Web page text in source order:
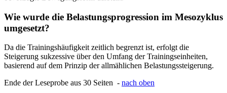
Wie wurde die Belastungsprogression im Mesozyklus
umgesetzt?
Da die Trainingshäufigkeit zeitlich begrenzt ist, erfolgt die
Steigerung sukzessive über den Umfang der Trainingseinheiten,
basierend auf dem Prinzip der allmählichen Belastungssteigerung.
Ende der Leseprobe aus 30 Seiten - nach oben